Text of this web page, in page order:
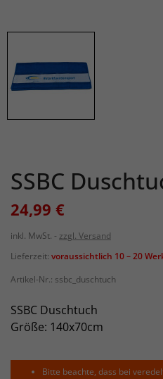
SSBC
24,99 €
inkl. MwSt.
zzgl. Versand
Lieferzeit: voraussichtlich 10 – 20
Artikel-Nr.: ssbc_duschtuch
SSBC Duschtuch
Größe: 140x70cm
Bitte beachte, dass bei